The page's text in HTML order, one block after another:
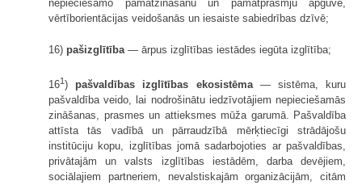
nepieciešamo pamatzināšanu un pamatprasmju apguve,
vērtīborientācijas veidošanās un iesaiste sabiedrības dzīvē;
16) pašizglītība— ārpus izglītības iestādes iegūta izglītība;
161) pašvaldības izglītības ekosistēma— sistēma, kuru
pašvaldība veido, lai nodrošinātu iedzīvotājiem nepieciešamās
zināšanas, prasmes un attieksmes mūža garumā. Pašvaldība
attīsta tās vadībā un pārraudzībā mērķtiecīgi strādājošu
institūciju kopu, izglītības jomā sadarbojoties ar pašvaldības,
privātajām un valsts izglītības iestādēm, darba devējiem,
sociālajiem partneriem, nevalstiskajām organizācijām, citām